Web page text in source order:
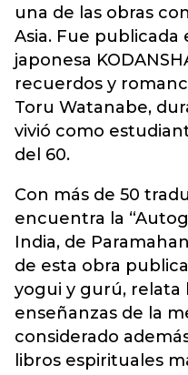
una de las obras
Asia. Fue publicada
japonesa
recuerdos y
Toru Watanabe,
vivió como
del 60.
Con más de 50
encuentra la
India, de
de esta obra
yogui y gurú, relata
enseñanzas de la
considerado
libros espirituales